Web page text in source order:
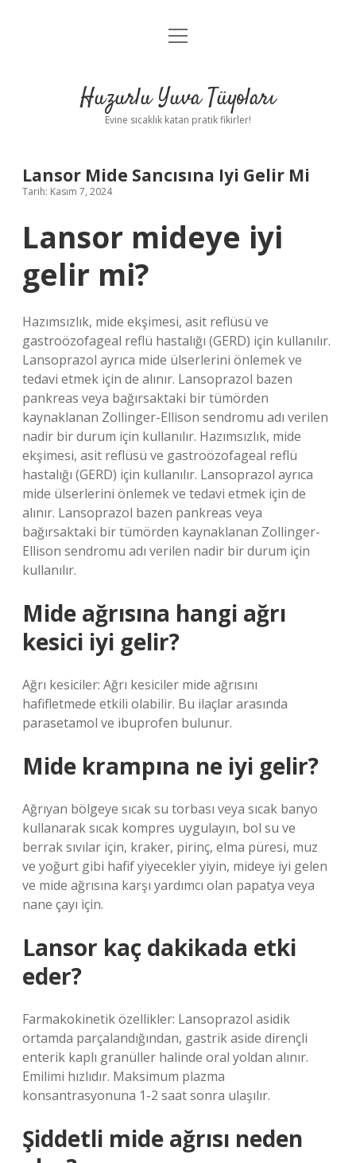
Anasayfa
Yasal Uyarı
menüyü
Huzurlu Yuva Tüyoları
Evine sıcaklık katan pratik fikirler!
Lansor Mide Sancısına Iyi Gelir Mi
Tarih: Kasım 7, 2024
Lansor mideye iyi
gelir mi?
Hazımsızlık, mide ekşimesi, asit reflüsü ve
gastroözofageal reflü hastalığı (GERD) için kullanılır.
Lansoprazol ayrıca mide ülserlerini önlemek ve
tedavi etmek için de alınır. Lansoprazol bazen
pankreas veya bağırsaktaki bir tümörden
kaynaklanan Zollinger-Ellison sendromu adı verilen
nadir bir durum için kullanılır. Hazımsızlık, mide
ekşimesi, asit reflüsü ve gastroözofageal reflü
hastalığı (GERD) için kullanılır. Lansoprazol ayrıca
mide ülserlerini önlemek ve tedavi etmek için de
alınır. Lansoprazol bazen pankreas veya
bağırsaktaki bir tümörden kaynaklanan Zollinger-
Ellison sendromu adı verilen nadir bir durum için
kullanılır.
Mide ağrısına hangi ağrı
kesici iyi gelir?
Ağrı kesiciler: Ağrı kesiciler mide ağrısını
hafifletmede etkili olabilir. Bu ilaçlar arasında
parasetamol ve ibuprofen bulunur.
Mide krampına ne iyi gelir?
Ağrıyan bölgeye sıcak su torbası veya sıcak banyo
kullanarak sıcak kompres uygulayın, bol su ve
berrak sıvılar için, kraker, pirinç, elma püresi, muz
ve yoğurt gibi hafif yiyecekler yiyin, mideye iyi gelen
ve mide ağrısına karşı yardımcı olan papatya veya
nane çayı için.
Lansor kaç dakikada etki
eder?
Farmakokinetik özellikler: Lansoprazol asidik
ortamda parçalandığından, gastrik aside dirençli
enterik kaplı granüller halinde oral yoldan alınır.
Emilimi hızlıdır. Maksimum plazma
konsantrasyonuna 1-2 saat sonra ulaşılır.
Şiddetli mide ağrısı neden